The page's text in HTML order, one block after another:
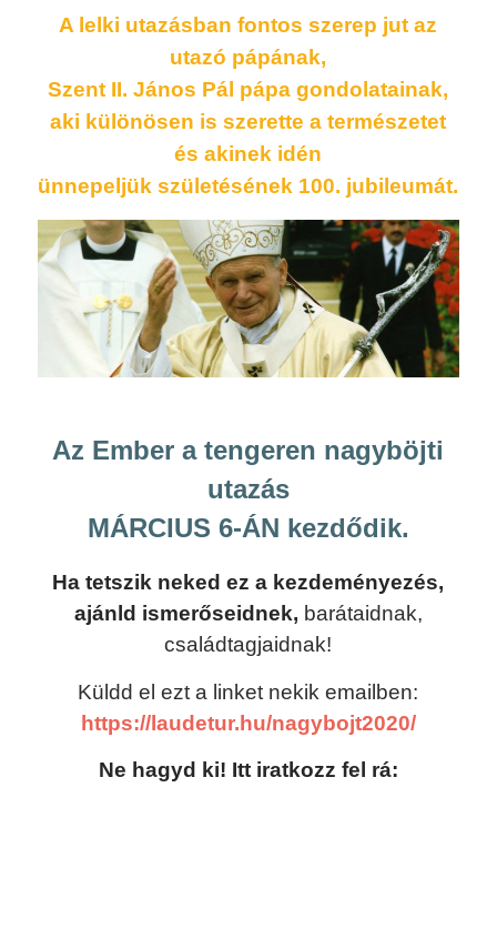
A lelki utazásban fontos szerep jut az
utazó pápának,
Szent II. János Pál pápa gondolatainak,
aki különösen is szerette a természetet
és akinek idén
ünnepeljük születésének 100. jubileumát.
Az Ember a tengeren nagyböjti
utazás
MÁRCIUS 6-ÁN kezdődik.
Ha tetszik neked ez a kezdeményezés,
ajánld ismerőseidnek, barátaidnak,
családtagjaidnak!
Küldd el ezt a linket nekik emailben:
https://laudetur.hu/nagybojt2020/
Ne hagyd ki! Itt iratkozz fel rá: